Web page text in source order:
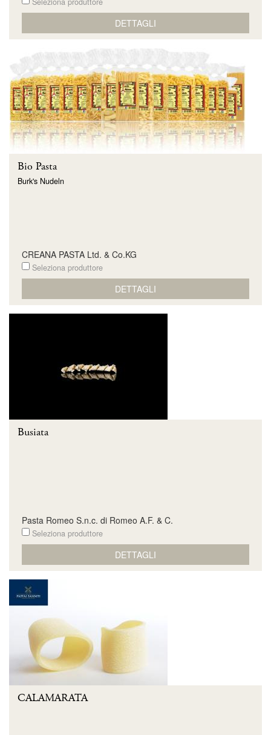
DETTAGLI
Bio Pasta
Burk's Nudeln
CREANA PASTA Ltd. & Co.KG
Seleziona produttore
DETTAGLI
Busiata
Pasta Romeo S.n.c. di Romeo A.F. & C.
Seleziona produttore
DETTAGLI
CALAMARATA